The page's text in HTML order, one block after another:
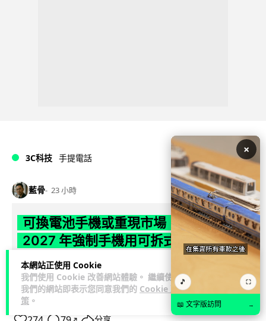
本網站正使用 Cookie
我們使用 Cookie 改善網站體驗。 繼續使用
我們的網站即表示您同意我們的 Cookie 政
策 。
3C科技 手提電話
藍骨 23 小時
可換電池手機或重現市場 歐盟新例
2027 年強制手機用可拆式電池
歐盟新例將於 2027 年 2 月 18 日生效，規定手機及平板電腦電
池須可由用戶自行拆換，目標是延長裝置壽命及減少電子垃
圾。現時 Sams... 閱讀全文
×
🎵 ⛶
📖 文字版訪問 →